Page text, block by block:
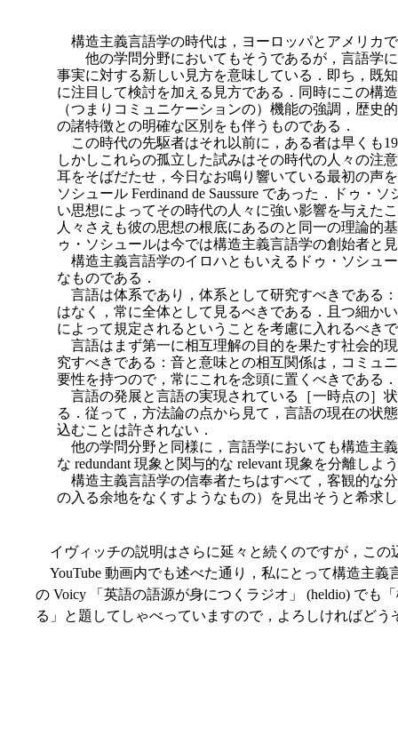
構造主義言語学の時代は，ヨーロッパとアメリカ
他の学問分野においてもそうであるが，言語学に
事実に対する新しい見方を意味している．即ち，既
に注目して検討を加える見方である．同時にこの構
（つまりコミュニケーションの）機能の強調，歴史
の諸特徴との明確な区別をも伴うものである．
この時代の先駆者はそれ以前に，ある者は早くも
しかしこれらの孤立した試みはその時代の人々の注
耳をそばだたせ，今日なお鳴り響いている最初の声
ソシュール Ferdinand de Saussure であった．ドゥ・
い思想によってその時代の人々に強い影響を与えた
人々さえも彼の思想の根底にあるのと同一の理論的
ゥ・ソシュールは今では構造主義言語学の創始者と
構造主義言語学のイロハともいえるドゥ・ソシュ
なものである．
言語は体系であり，体系として研究すべきである
はなく，常に全体として見るべきである．且つ細か
によって規定されるということを考慮に入れるべき
言語はまず第一に相互理解の目的を果たす社会的
究すべきである：音と意味との相互関係は，コミュ
要性を持つので，常にこれを念頭に置くべきである．
言語の発展と言語の実現されている［一時点の］
る．従って，方法論の点から見て，言語の現在の状
込むことは許されない．
他の学問分野と同様に，言語学においても構造主
な redundant 現象と関与的な relevant 現象を分離しよ
構造主義言語学の信奉者たちはすべて，客観的な
の入る余地をなくすようなもの）を見出そうと希求
イヴィッチの説明はさらに延々と続くのですが，この
YouTube 動画内でも述べた通り，私にとって構造主
の Voicy 「英語の語源が身につくラジオ」 (heldio) でも
る」と題してしゃべっていますので，よろしければどう